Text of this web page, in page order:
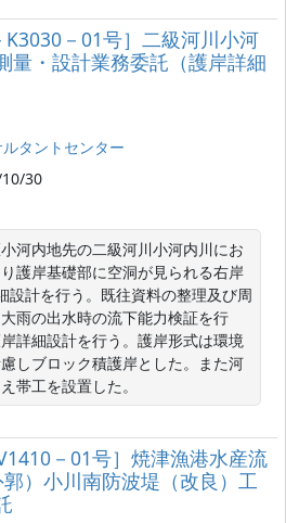
－01号］二級河川小河
量・設計業務委託（護岸詳細
タントセンター
30
河内地先の二級河川小河内川にお
護岸基礎部に空洞が見られる右岸
設計を行う。既往資料の整理及び周
雨の出水時の流下能力検証を行
詳細設計を行う。護岸形式は環境
しブロック積護岸とした。また河
帯工を設置した。
－01号］焼津漁港水産流
）小川南防波堤（改良）工